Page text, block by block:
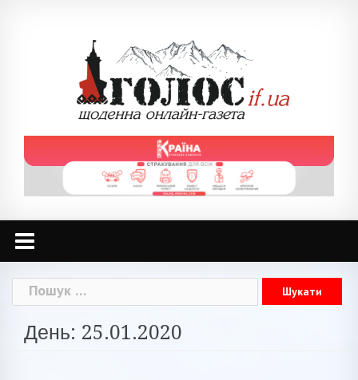
Пошук:
День: 25.01.2020